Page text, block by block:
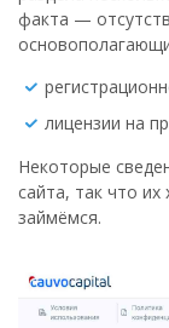
факта —
лицензии на
Некоторые
сайта, так что
займёмся.